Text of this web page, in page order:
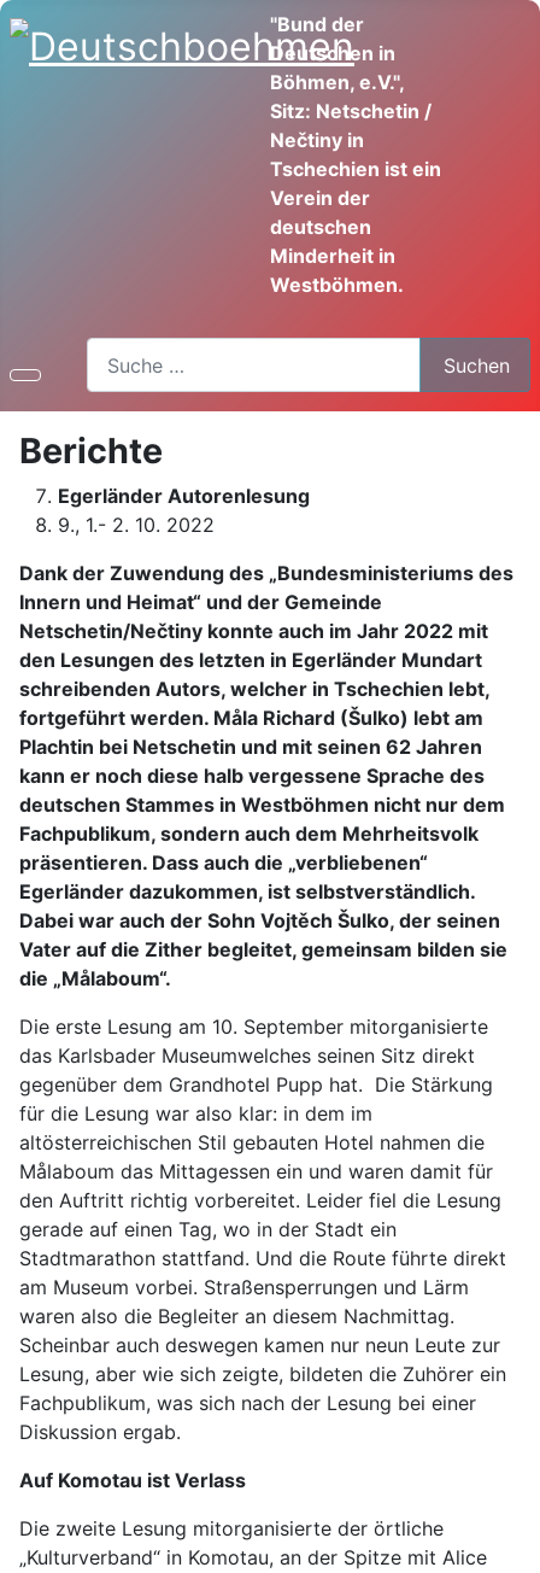
"Bund der
Deutschen in
Böhmen, e.V.",
Sitz: Netschetin /
Nečtiny in
Tschechien ist ein
Verein der
deutschen
Minderheit in
Westböhmen.
Suchen
Berichte
Egerländer Autorenlesung
9., 1.- 2. 10. 2022
Dank der Zuwendung des „Bundesministeriums des
Innern und Heimat“ und der Gemeinde
Netschetin/Nečtiny konnte auch im Jahr 2022 mit
den Lesungen des letzten in Egerländer Mundart
schreibenden Autors, welcher in Tschechien lebt,
fortgeführt werden. Måla Richard (Šulko) lebt am
Plachtin bei Netschetin und mit seinen 62 Jahren
kann er noch diese halb vergessene Sprache des
deutschen Stammes in Westböhmen nicht nur dem
Fachpublikum, sondern auch dem Mehrheitsvolk
präsentieren. Dass auch die „verbliebenen“
Egerländer dazukommen, ist selbstverständlich.
Dabei war auch der Sohn Vojtěch Šulko, der seinen
Vater auf die Zither begleitet, gemeinsam bilden sie
die „Målaboum“.
Die erste Lesung am 10. September mitorganisierte
das Karlsbader Museumwelches seinen Sitz direkt
gegenüber dem Grandhotel Pupp hat. Die Stärkung
für die Lesung war also klar: in dem im
altösterreichischen Stil gebauten Hotel nahmen die
Målaboum das Mittagessen ein und waren damit für
den Auftritt richtig vorbereitet. Leider fiel die Lesung
gerade auf einen Tag, wo in der Stadt ein
Stadtmarathon stattfand. Und die Route führte direkt
am Museum vorbei. Straßensperrungen und Lärm
waren also die Begleiter an diesem Nachmittag.
Scheinbar auch deswegen kamen nur neun Leute zur
Lesung, aber wie sich zeigte, bildeten die Zuhörer ein
Fachpublikum, was sich nach der Lesung bei einer
Diskussion ergab.
Auf Komotau ist Verlass
Die zweite Lesung mitorganisierte der örtliche
„Kulturverband“ in Komotau, an der Spitze mit Alice